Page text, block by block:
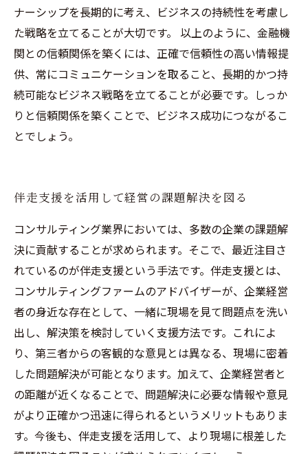
ナーシップを長期的に考え、ビジネスの持続性を考慮し
た戦略を立てることが大切です。 以上のように、金融機
関との信頼関係を築くには、正確で信頼性の高い情報提
供、常にコミュニケーションを取ること、長期的かつ持
続可能なビジネス戦略を立てることが必要です。しっか
りと信頼関係を築くことで、ビジネス成功につながるこ
とでしょう。
伴走支援を活用して経営の課題解決を図る
コンサルティング業界においては、多数の企業の課題解
決に貢献することが求められます。そこで、最近注目さ
れているのが伴走支援という手法です。伴走支援とは、
コンサルティングファームのアドバイザーが、企業経営
者の身近な存在として、一緒に現場を見て問題点を洗い
出し、解決策を検討していく支援方法です。これによ
り、第三者からの客観的な意見とは異なる、現場に密着
した問題解決が可能となります。加えて、企業経営者と
の距離が近くなることで、問題解決に必要な情報や意見
がより正確かつ迅速に得られるというメリットもありま
す。今後も、伴走支援を活用して、より現場に根差した